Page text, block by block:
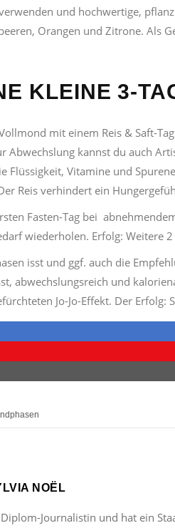
und hochwertige,
Orangen und Zitrone. Als
KLEINE 3-
mit einem Reis & Saft-
Abwechslung kannst du auch
Flüssigkeit, Vitamine und
Reis verhindert ein
Fasten-Tag bei
wiederholen. Erfolg: Weitere
isst und ggf. auch die
abwechslungsreich und
Jo-Jo-Effekt. Der Erfolg:
NOËL
Journalistin und hat ein